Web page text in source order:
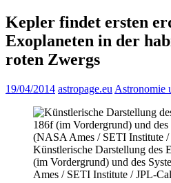
Kepler findet ersten
Exoplaneten in der
roten Zwergs
19/04/2014 astropage.eu Astronomie
Künstlerische Darstellung des
(im Vordergrund) und des
Ames / SETI Institute / JPL-